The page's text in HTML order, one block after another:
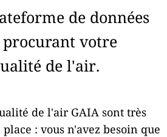
de données
procurant votre
de l'air.
de l'air GAIA sont très
: vous n'avez besoin que